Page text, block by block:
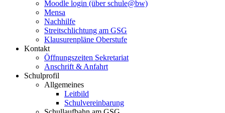
Moodle login (über schule@bw)
Mensa
Nachhilfe
Streitschlichtung am GSG
Klausurenpläne Oberstufe
Kontakt
Öffnungszeiten Sekretariat
Anschrift & Anfahrt
Schulprofil
Allgemeines
Leitbild
Schulvereinbarung